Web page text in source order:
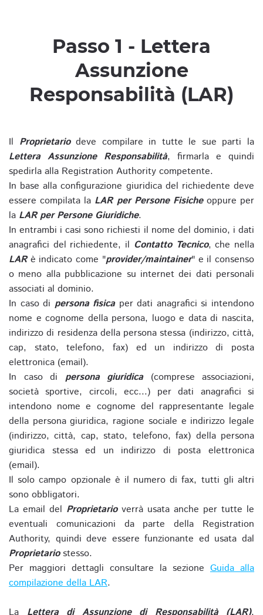
Passo 1 - Lettera
Assunzione
Responsabilità (LAR)
Il Proprietariodeve compilare in tutte le sue parti la
Lettera Assunzione Responsabilità, firmarla e quindi
spedirla alla Registration Authority competente.
In base alla configurazione giuridica del richiedente deve
essere compilata la LAR per Persone Fisicheoppure per
la LAR per Persone Giuridiche.
In entrambi i casi sono richiesti il nome del dominio, i dati
anagrafici del richiedente, il Contatto Tecnico, che nella
LARè indicato come "provider/maintainer" e il consenso
o meno alla pubblicazione su internet dei dati personali
associati al dominio.
In caso di persona fisicaper dati anagrafici si intendono
nome e cognome della persona, luogo e data di nascita,
indirizzo di residenza della persona stessa (indirizzo, città,
cap, stato, telefono, fax) ed un indirizzo di posta
elettronica (email).
In caso di persona giuridica(comprese associazioni,
società sportive, circoli, ecc...) per dati anagrafici si
intendono nome e cognome del rappresentante legale
della persona giuridica, ragione sociale e indirizzo legale
(indirizzo, città, cap, stato, telefono, fax) della persona
giuridica stessa ed un indirizzo di posta elettronica
(email).
Il solo campo opzionale è il numero di fax, tutti gli altri
sono obbligatori.
La email del Proprietarioverrà usata anche per tutte le
eventuali comunicazioni da parte della Registration
Authority, quindi deve essere funzionante ed usata dal
Proprietariostesso.
Per maggiori dettagli consultare la sezione Guida alla
compilazione della LAR.